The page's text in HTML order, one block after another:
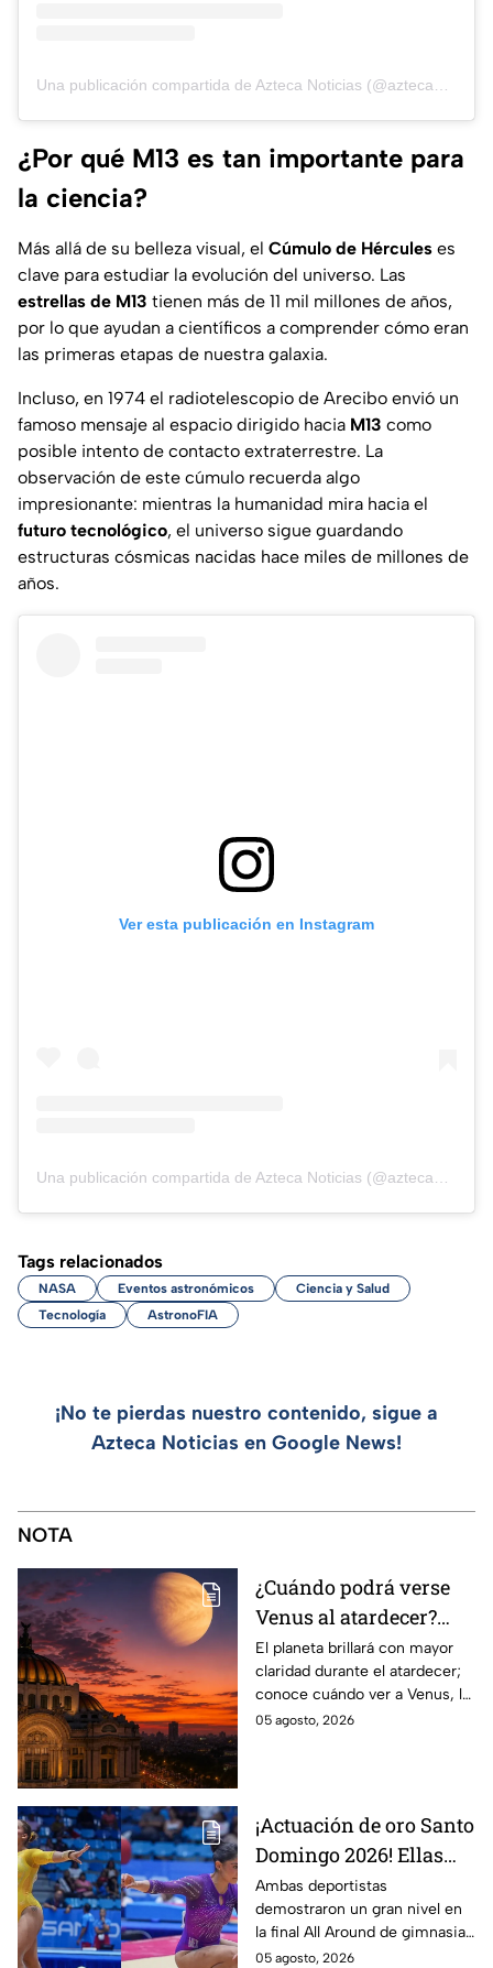
Una publicación compartida de Azteca Noticias (@aztecanoticias)
¿Por qué M13 es tan importante para
la ciencia?
Más allá de su belleza visual, el Cúmulo de Hércules es
clave para estudiar la evolución del universo. Las
estrellas de M13 tienen más de 11 mil millones de años,
por lo que ayudan a científicos a comprender cómo eran
las primeras etapas de nuestra galaxia.
Incluso, en 1974 el radiotelescopio de Arecibo envió un
famoso mensaje al espacio dirigido hacia M13 como
posible intento de contacto extraterrestre. La
observación de este cúmulo recuerda algo
impresionante: mientras la humanidad mira hacia el
futuro tecnológico, el universo sigue guardando
estructuras cósmicas nacidas hace miles de millones de
años.
Ver esta publicación en Instagram
Una publicación compartida de Azteca Noticias (@aztecanoticias)
Tags relacionados
NASA Eventos astronómicos
Ciencia y Salud
Tecnología
AstronoFIA
¡No te pierdas nuestro contenido, sigue a
Azteca Noticias en Google News!
NOTA
¿Cuándo podrá verse
Venus al atardecer?
Esta es la fecha y la
mejor hora para
observarlo
El planeta brillará con mayor
claridad durante el atardecer;
conoce cuándo ver a Venus, la
mejor hora y hacia dónde
05 agosto, 2026
¡Actuación de oro Santo
Domingo 2026! Ellas
son las gimnastas
mexicanas que
dominaron el podio en
Ambas deportistas
demostraron un gran nivel en
la final All Around de gimnasia
artística, poniendo en alto el
05 agosto, 2026